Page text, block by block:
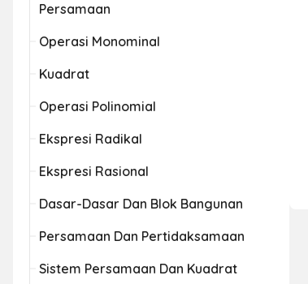
Persamaan
Operasi Monominal
Kuadrat
Operasi Polinomial
Ekspresi Radikal
Ekspresi Rasional
Dasar-Dasar Dan Blok Bangunan
Persamaan Dan Pertidaksamaan
Sistem Persamaan Dan Kuadrat